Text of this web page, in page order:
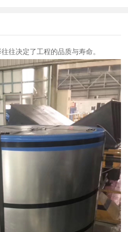
往决定了工程的品质与寿命。